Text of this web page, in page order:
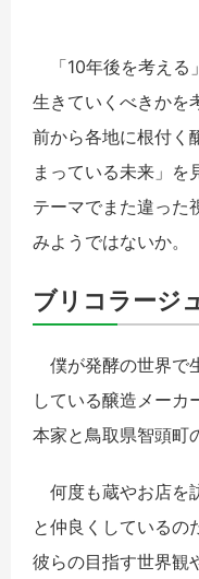
「10年後を考える
生きていくべきかを
前から各地に根付く
まっている未来」を
テーマでまた違った
みようではないか。
ブリコラージ
僕が発酵の世界で
している醸造メーカ
本家と鳥取県智頭町
何度も蔵やお店を
と仲良くしているの
彼らの目指す世界観